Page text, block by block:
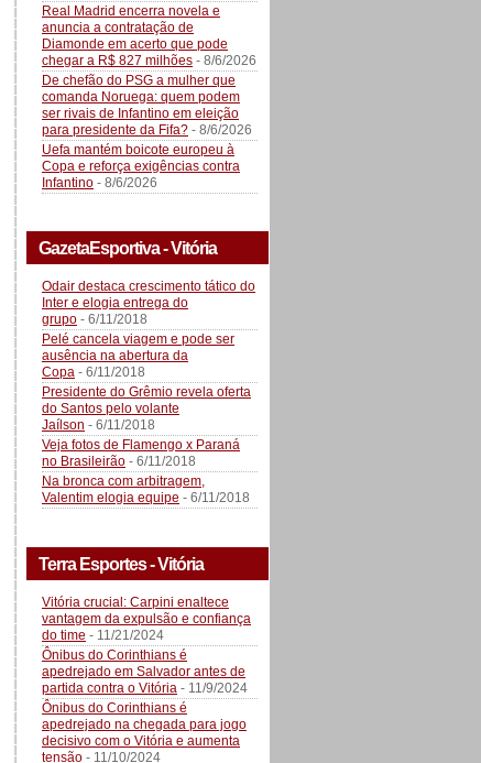
Real Madrid encerra novela e
anuncia a contratação de
Diamonde em acerto que pode
chegar a R$ 827 milhões - 8/6/2026
De chefão do PSG a mulher que
comanda Noruega: quem podem
ser rivais de Infantino em eleição
para presidente da Fifa? - 8/6/2026
Uefa mantém boicote europeu à
Copa e reforça exigências contra
Infantino - 8/6/2026
GazetaEsportiva - Vitória
Odair destaca crescimento tático do
Inter e elogia entrega do
grupo - 6/11/2018
Pelé cancela viagem e pode ser
ausência na abertura da
Copa - 6/11/2018
Presidente do Grêmio revela oferta
do Santos pelo volante
Jaílson - 6/11/2018
Veja fotos de Flamengo x Paraná
no Brasileirão - 6/11/2018
Na bronca com arbitragem,
Valentim elogia equipe - 6/11/2018
Terra Esportes - Vitória
Vitória crucial: Carpini enaltece
vantagem da expulsão e confiança
do time - 11/21/2024
Ônibus do Corinthians é
apedrejado em Salvador antes de
partida contra o Vitória - 11/9/2024
Ônibus do Corinthians é
apedrejado na chegada para jogo
decisivo com o Vitória e aumenta
tensão - 11/10/2024